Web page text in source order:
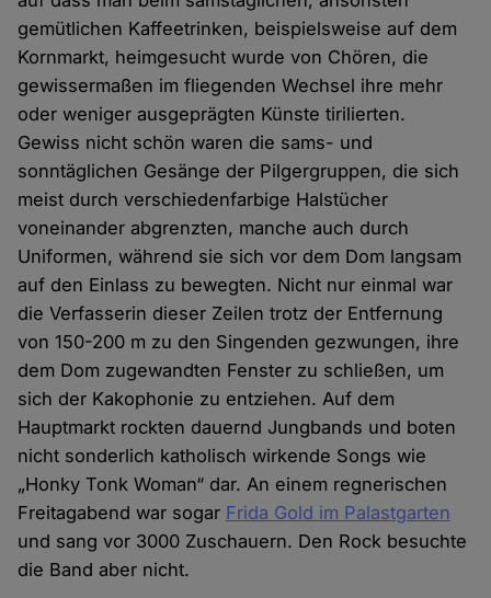
gemütlichen Kaffeetrinken, beispielsweise auf dem
Kornmarkt, heimgesucht wurde von Chören, die
gewissermaßen im fliegenden Wechsel ihre mehr
oder weniger ausgeprägten Künste tirilierten.
Gewiss nicht schön waren die sams- und
sonntäglichen Gesänge der Pilgergruppen, die sich
meist durch verschiedenfarbige Halstücher
voneinander abgrenzten, manche auch durch
Uniformen, während sie sich vor dem Dom langsam
auf den Einlass zu bewegten. Nicht nur einmal war
die Verfasserin dieser Zeilen trotz der Entfernung
von 150-200 m zu den Singenden gezwungen, ihre
dem Dom zugewandten Fenster zu schließen, um
sich der Kakophonie zu entziehen. Auf dem
Hauptmarkt rockten dauernd Jungbands und boten
nicht sonderlich katholisch wirkende Songs wie
„Honky Tonk Woman“ dar. An einem regnerischen
Freitagabend war sogar Frida Gold im Palastgarten
und sang vor 3000 Zuschauern. Den Rock besuchte
die Band aber nicht.